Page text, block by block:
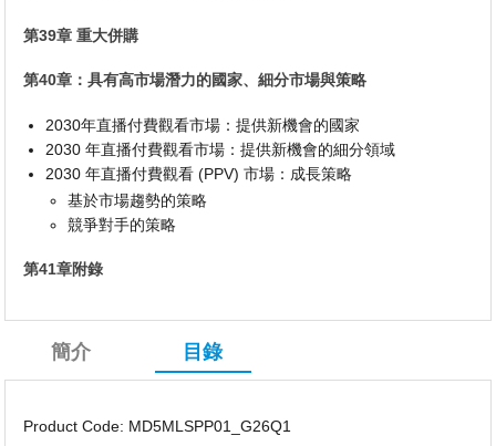
第39章 重大併購
第40章：具有高市場潛力的國家、細分市場與策略
2030年直播付費觀看市場：提供新機會的國家
2030 年直播付費觀看市場：提供新機會的細分領域
2030 年直播付費觀看 (PPV) 市場：成長策略
基於市場趨勢的策略
競爭對手的策略
第41章附錄
簡介 目錄
Product Code: MD5MLSPP01_G26Q1